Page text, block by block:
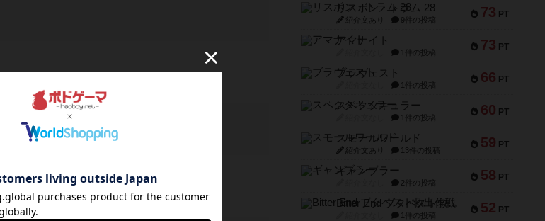
73 PT
リスボン・トラム 28
紹介文あり 9件の投稿
73 PT
アマナイト
1件の投稿
66 PT
ブラヴェスト
1件の投稿
60 PT
スペクタキュラー
1件の投稿
59 PT
スモールワールド
紹介文あり 13件の投稿
58 PT
ギャンブラー
2件の投稿
52 PT
Bitter End ブタペスト救出作戦
1件の投稿